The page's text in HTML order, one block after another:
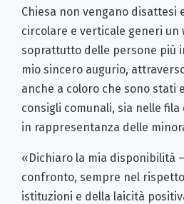
Chiesa non vengano disattesi
circolare e verticale generi un
soprattutto delle persone più
mio sincero augurio,
anche a coloro che sono stati
consigli comunali, sia nelle
in rappresentanza delle
«Dichiaro la mia disponibilità
confronto, sempre nel
istituzioni e della laicità